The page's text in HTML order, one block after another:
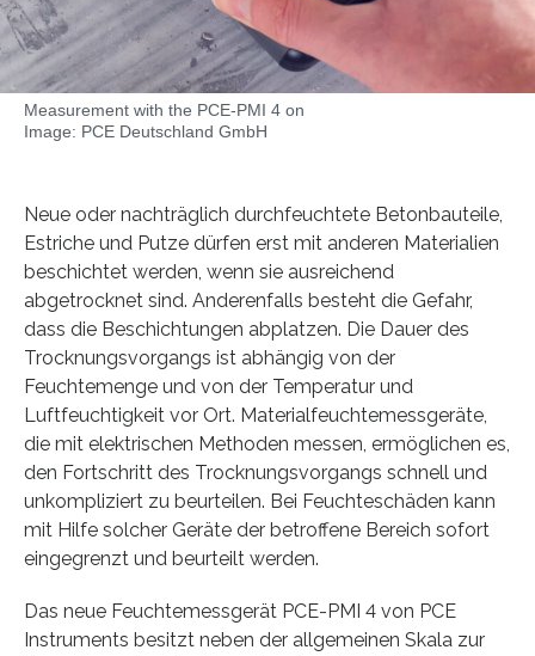
Measurement with the PCE-PMI 4 on
Image: PCE Deutschland GmbH
Neue oder nachträglich durchfeuchtete Betonbauteile,
Estriche und Putze dürfen erst mit anderen Materialien
beschichtet werden, wenn sie ausreichend
abgetrocknet sind. Anderenfalls besteht die Gefahr,
dass die Beschichtungen abplatzen. Die Dauer des
Trocknungsvorgangs ist abhängig von der
Feuchtemenge und von der Temperatur und
Luftfeuchtigkeit vor Ort. Materialfeuchtemessgeräte,
die mit elektrischen Methoden messen, ermöglichen es,
den Fortschritt des Trocknungsvorgangs schnell und
unkompliziert zu beurteilen. Bei Feuchteschäden kann
mit Hilfe solcher Geräte der betroffene Bereich sofort
eingegrenzt und beurteilt werden.
Das neue Feuchtemessgerät PCE-PMI 4 von PCE
Instruments besitzt neben der allgemeinen Skala zur